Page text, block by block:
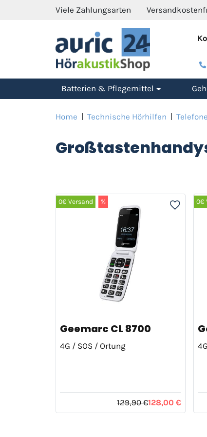
Viele Zahlungsarten
Batterien & Pflegemittel
Home | Technische Hörhilfen | Telefone
0€ Versand %
Geemarc CL 8700
4G / SOS / Ortung
129,90 €128,00 €
0€